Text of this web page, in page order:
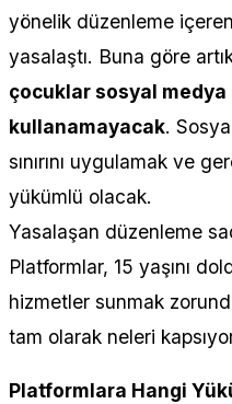
yönelik düzenleme
yasalaştı. Buna göre
çocuklar sosyal medya
kullanamayacak.
sınırını uygulamak ve
yükümlü olacak.
Yasalaşan düzenleme
Platformlar, 15 yaşını
hizmetler sunmak
tam olarak neleri
Platformlara Hangi